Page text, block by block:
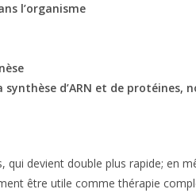
l’organisme
d’ARN et de
qui devient double plus rapide; en
être utile comme thérapie